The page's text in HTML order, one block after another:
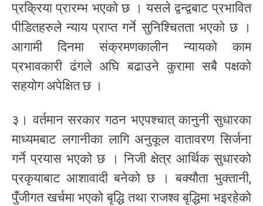
प्रक्रिया प्रारम्भ भएको छ । यसले द्वन्द्वबाट प्रभावित
पीडितहरुले न्याय प्राप्त गर्ने सुनिश्चितता भएको छ ।
आगामी दिनमा संक्रमणकालीन न्यायको काम
प्रभावकारी ढंगले अघि बढाउने कुरामा सबै पक्षको
सहयोग अपेक्षित छ ।
३। वर्तमान सरकार गठन भएपश्चात् कानुनी सुधारका
माध्यमबाट लगानीका लागि अनुकूल वातावरण सिर्जना
गर्ने प्रयास भएको छ । निजी क्षेत्र आर्थिक सुधारको
प्रकृयाबाट आशावादी बनेको छ । बक्यौता भुक्तानी,
पुँजीगत खर्चमा भएको बृद्धि तथा राजश्व बृद्धिमा भइरहेको